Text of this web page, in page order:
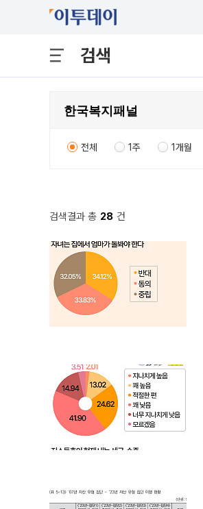
검색
전체 1주 1개월
검색결과 총 28 건